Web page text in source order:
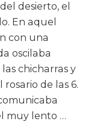
desierto, el
En aquel
con una
oscilaba
chicharras y
de las 6.
muy lento …